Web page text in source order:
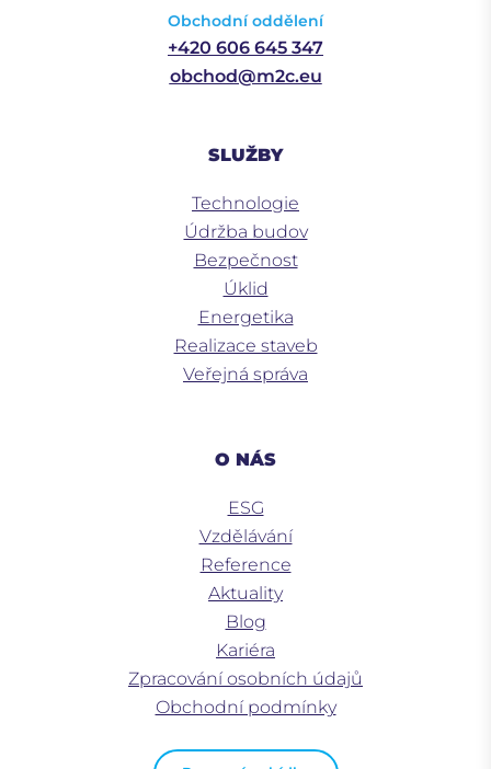
Obchodní oddělení
+420 606 645 347
obchod@m2c.eu
SLUŽBY
Technologie
Údržba budov
Bezpečnost
Úklid
Energetika
Realizace staveb
Veřejná správa
O NÁS
ESG
Vzdělávání
Reference
Aktuality
Blog
Kariéra
Zpracování osobních údajů
Obchodní podmínky